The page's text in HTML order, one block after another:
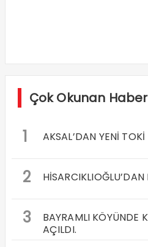
Çok Okunan
1 AKSAL’DAN YENİ
2
3
BAYRAMLI KÖYÜNDE
AÇILDI.